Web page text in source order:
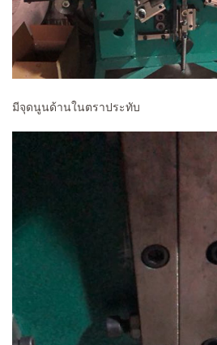
มีจุดนูนด้านในตราประทับ